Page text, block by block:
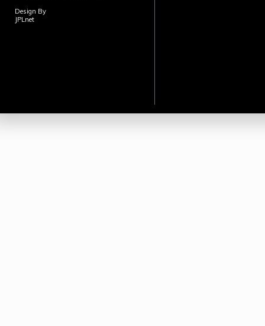
Design By
JPLnet